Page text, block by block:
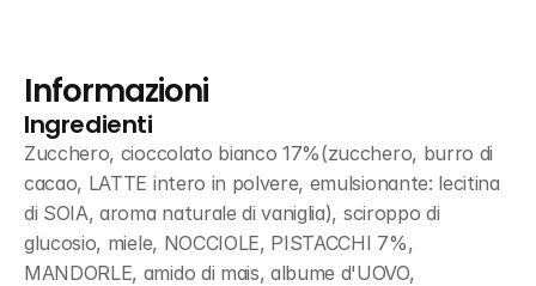
Informazioni
Ingredienti
Zucchero, cioccolato bianco 17%(zucchero, burro di
cacao, LATTE intero in polvere, emulsionante: lecitina
di SOIA, aroma naturale di vaniglia), sciroppo di
glucosio, miele, NOCCIOLE, PISTACCHI 7%,
MANDORLE, amido di mais, albume d'UOVO,